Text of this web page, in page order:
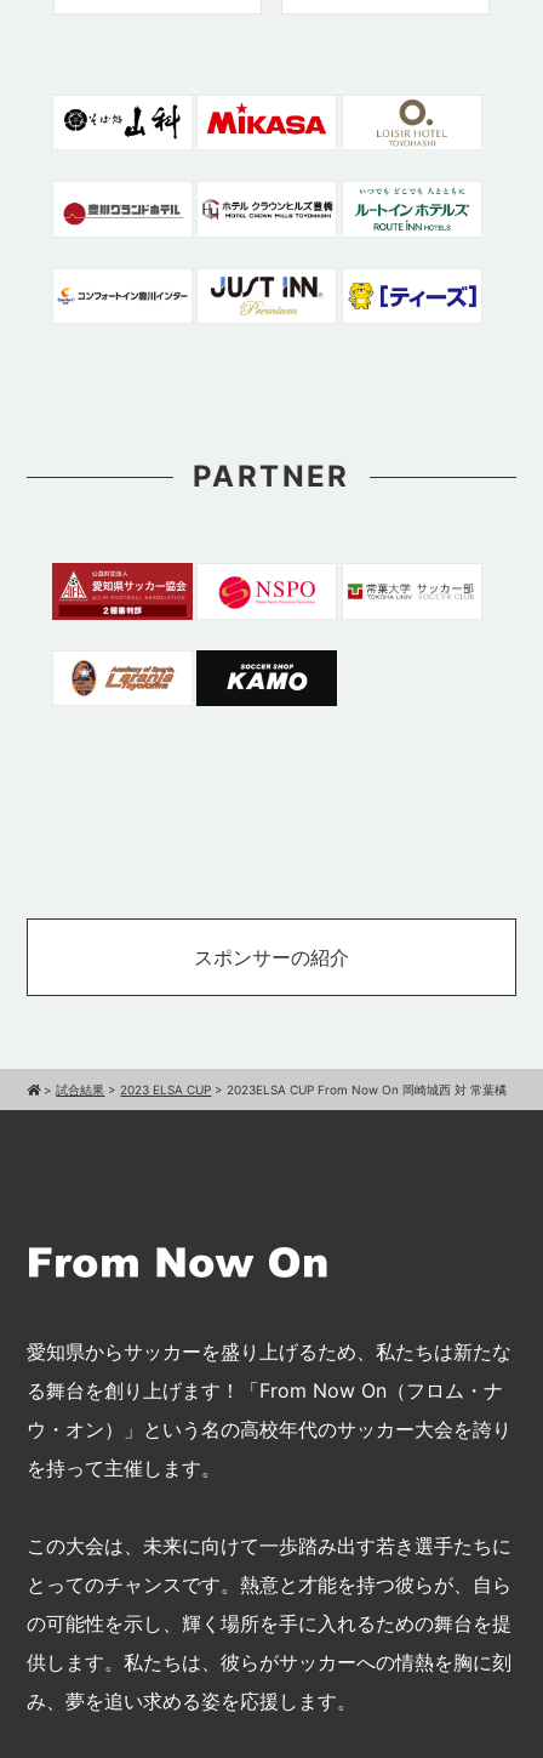
PARTNER
スポンサーの紹介
>試合結果 > 2023 ELSA CUP > 2023ELSA CUP From Now On 岡崎城西 対 常葉橘
愛知県からサッカーを盛り上げるため、私たちは新たな
る舞台を創り上げます！「From Now On（フロム・ナ
ウ・オン）」という名の高校年代のサッカー大会を誇り
を持って主催します。
この大会は、未来に向けて一歩踏み出す若き選手たちに
とってのチャンスです。熱意と才能を持つ彼らが、自ら
の可能性を示し、輝く場所を手に入れるための舞台を提
供します。私たちは、彼らがサッカーへの情熱を胸に刻
み、夢を追い求める姿を応援します。